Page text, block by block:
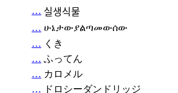
… 실생식물
… ሁኔታውያልጣመውሰው
… くき
… ふってん
… カロメル
… ドロシーダンドリッジ